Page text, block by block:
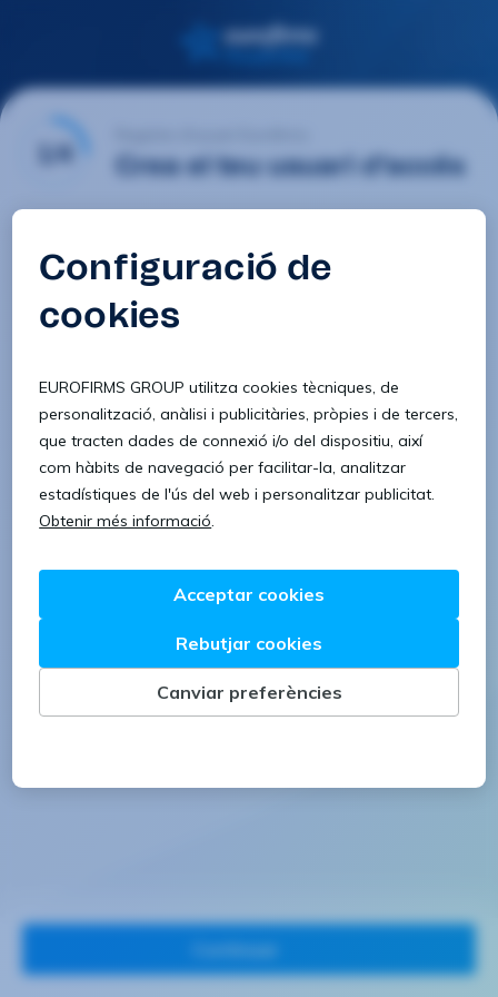
1/4 Crea el teu usuari d'accés
Contrasenya
Confirmar contrasenya
8 caràcters 1 lletra minúscula
1 lletra majúscula 1 número